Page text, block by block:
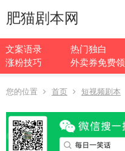
肥猫剧本网
文案语录 热门独白
涨粉技巧
外卖券免费领
您的位置 首页 短视频剧本